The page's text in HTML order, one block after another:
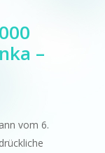
–
vom 6.